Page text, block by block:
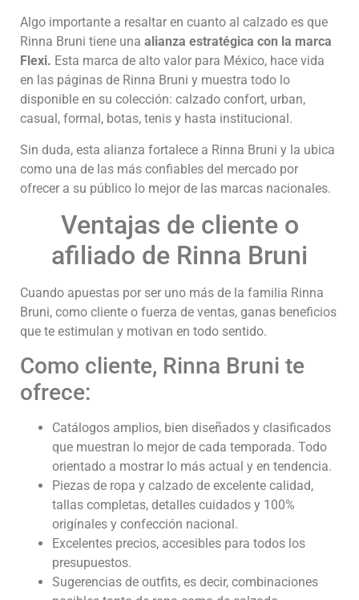
Algo importante a resaltar en cuanto al calzado es que
Rinna Bruni tiene una alianza estratégica con la marca
Flexi. Esta marca de alto valor para México, hace vida
en las páginas de Rinna Bruni y muestra todo lo
disponible en su colección: calzado confort, urban,
casual, formal, botas, tenis y hasta institucional.
Sin duda, esta alianza fortalece a Rinna Bruni y la ubica
como una de las más confiables del mercado por
ofrecer a su público lo mejor de las marcas nacionales.
Ventajas de cliente o
afiliado de Rinna Bruni
Cuando apuestas por ser uno más de la familia Rinna
Bruni, como cliente o fuerza de ventas, ganas beneficios
que te estimulan y motivan en todo sentido.
Como cliente, Rinna Bruni te
ofrece:
Catálogos amplios, bien diseñados y clasificados
que muestran lo mejor de cada temporada. Todo
orientado a mostrar lo más actual y en tendencia.
Piezas de ropa y calzado de excelente calidad,
tallas completas, detalles cuidados y 100%
origínales y confección nacional.
Excelentes precios, accesibles para todos los
presupuestos.
Sugerencias de outfits, es decir, combinaciones